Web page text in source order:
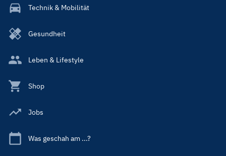
Technik & Mobilität
Gesundheit
Leben & Lifestyle
Shop
Jobs
Was geschah am ...?